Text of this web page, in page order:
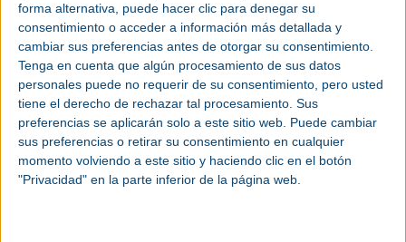
forma alternativa, puede hacer clic para denegar su
consentimiento o acceder a información más detallada y
cambiar sus preferencias antes de otorgar su consentimiento.
Tenga en cuenta que algún procesamiento de sus datos
personales puede no requerir de su consentimiento, pero usted
tiene el derecho de rechazar tal procesamiento. Sus
preferencias se aplicarán solo a este sitio web. Puede cambiar
sus preferencias o retirar su consentimiento en cualquier
momento volviendo a este sitio y haciendo clic en el botón
"Privacidad" en la parte inferior de la página web.
El tamiz molecular
Eltamiz moleculares un producto llamado zeolitaprocedente de un
aluminosilicato que se utiliza como desecante en la industria.
Al igual que la alúmina, el tamiz molecular se utiliza para separar y adsorber
moléculas específicas, como la eliminación de humedad o determinados
gases, lo que consigue gracias a que dispone de unos poros de tamaño
pequeño y uniforme que permiten atrapar moléculas pequeñas.
Diferencias entre el tamiz molecular y la alúmina
activada: